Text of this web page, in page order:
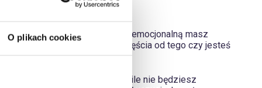
O plikach cookies
Twojego życia. Gdy sferę emocjonalną masz
Nie uzależniaj swojego szczęścia od tego czy jesteś
kompanem w życiu – o ile nie będziesz